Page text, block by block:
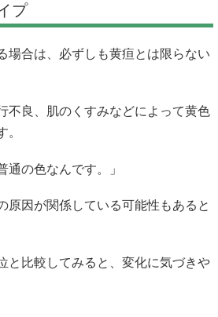
プ
場合は、必ずしも黄疸とは限らない
不良、肌のくすみなどによって黄色
。
通の色なんです。」
原因が関係している可能性もあると
と比較してみると、変化に気づきや